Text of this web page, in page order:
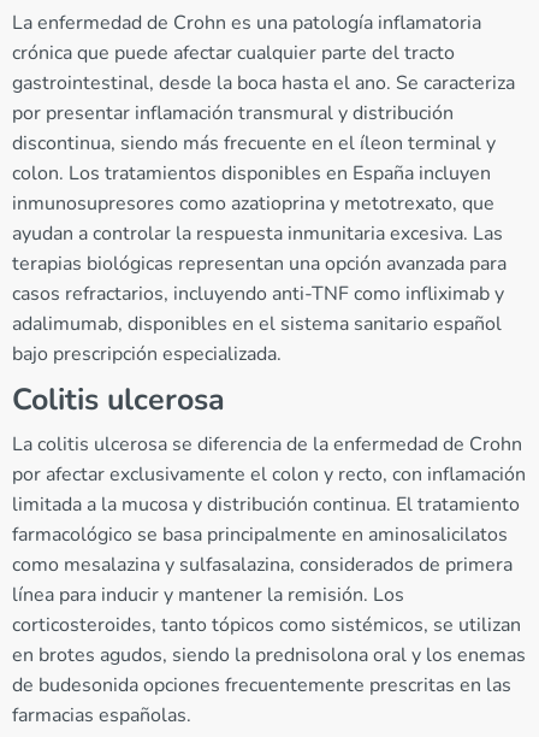
La enfermedad de Crohn es una patología inflamatoria
crónica que puede afectar cualquier parte del tracto
gastrointestinal, desde la boca hasta el ano. Se caracteriza
por presentar inflamación transmural y distribución
discontinua, siendo más frecuente en el íleon terminal y
colon. Los tratamientos disponibles en España incluyen
inmunosupresores como azatioprina y metotrexato, que
ayudan a controlar la respuesta inmunitaria excesiva. Las
terapias biológicas representan una opción avanzada para
casos refractarios, incluyendo anti-TNF como infliximab y
adalimumab, disponibles en el sistema sanitario español
bajo prescripción especializada.
Colitis ulcerosa
La colitis ulcerosa se diferencia de la enfermedad de Crohn
por afectar exclusivamente el colon y recto, con inflamación
limitada a la mucosa y distribución continua. El tratamiento
farmacológico se basa principalmente en aminosalicilatos
como mesalazina y sulfasalazina, considerados de primera
línea para inducir y mantener la remisión. Los
corticosteroides, tanto tópicos como sistémicos, se utilizan
en brotes agudos, siendo la prednisolona oral y los enemas
de budesonida opciones frecuentemente prescritas en las
farmacias españolas.